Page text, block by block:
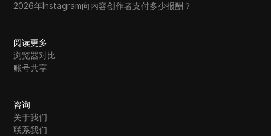
2026年Instagram向内容创作者支付多少报酬？
阅读更多
浏览器对比
账号共享
咨询
关于我们
联系我们